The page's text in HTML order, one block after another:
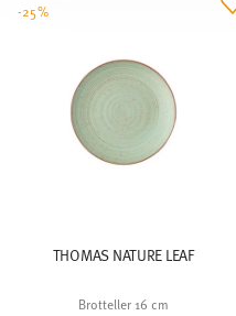
THOMAS NATURE LEAF
Brotteller 16 cm
-25%